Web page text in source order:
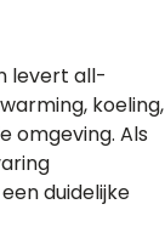
levert all-
koeling,
omgeving. Als
duidelijke